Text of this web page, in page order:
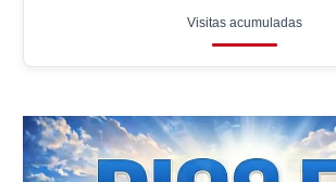
Visitas acumuladas